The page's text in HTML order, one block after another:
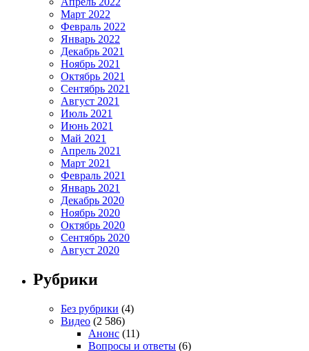
Март 2022
Февраль 2022
Январь 2022
Декабрь 2021
Ноябрь 2021
Октябрь 2021
Сентябрь 2021
Август 2021
Июль 2021
Июнь 2021
Май 2021
Апрель 2021
Март 2021
Февраль 2021
Январь 2021
Декабрь 2020
Ноябрь 2020
Октябрь 2020
Сентябрь 2020
Август 2020
Рубрики
Без рубрики (4)
Видео (2 586)
Анонс (11)
Вопросы и ответы (6)